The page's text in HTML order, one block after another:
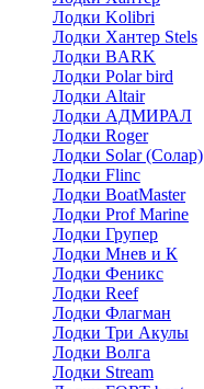
Лодки Kolibri
Лодки Хантер Stels
Лодки BARK
Лодки Polar bird
Лодки Altair
Лодки АДМИРАЛ
Лодки Roger
Лодки Solar (Солар)
Лодки Flinc
Лодки BoatMaster
Лодки Prof Marine
Лодки Групер
Лодки Мнев и К
Лодки Феникс
Лодки Reef
Лодки Флагман
Лодки Три Акулы
Лодки Волга
Лодки Stream